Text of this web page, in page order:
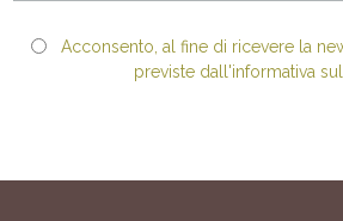
Acconsento, al fine di ricevere la
previste dall'informativa